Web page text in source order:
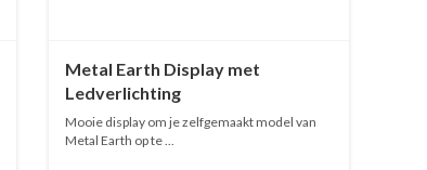
Metal Earth Display met
Ledverlichting
Mooie display om je zelfgemaakt model van
Metal Earth op te ...